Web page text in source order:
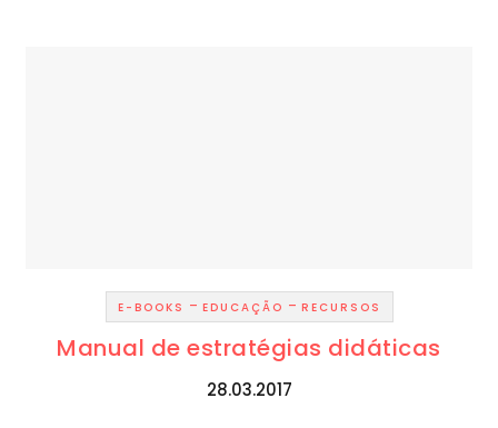
E-BOOKS - EDUCAÇÃO - RECURSOS
Manual de estratégias didáticas
28.03.2017